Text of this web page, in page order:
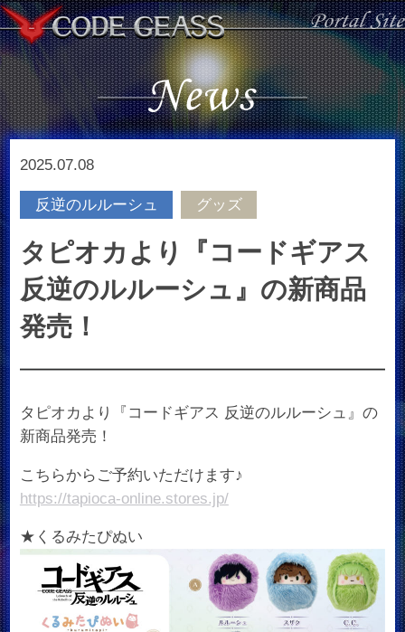
2025.07.08
反逆のルルーシュ グッズ
タピオカより『コードギアス
反逆のルルーシュ』の新商品
発売！
タピオカより『コードギアス 反逆のルルーシュ』の
新商品発売！
こちらからご予約いただけます♪
https://tapioca-online.stores.jp/
★くるみたぴぬい